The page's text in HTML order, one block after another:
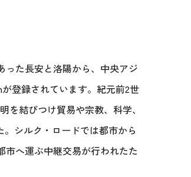
った長安と洛陽から、中央アジ
登録されています。紀元前2世
を結びつけ貿易や宗教、科学、
シルク・ロードでは都市から
へ運ぶ中継交易が行われたた